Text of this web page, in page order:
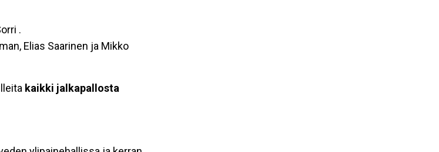
.
Elias Saarinen ja Mikko
kaikki jalkapallosta